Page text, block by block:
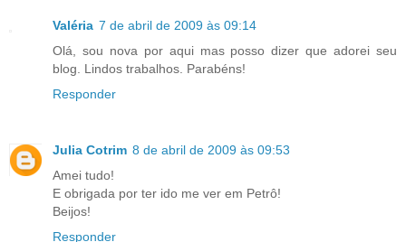
Valéria 7 de abril de 2009 às 09:14
Olá, sou nova por aqui mas posso dizer que adorei seu
blog. Lindos trabalhos. Parabéns!
Responder
Julia Cotrim 8 de abril de 2009 às 09:53
Amei tudo!
E obrigada por ter ido me ver em Petrô!
Beijos!
Responder